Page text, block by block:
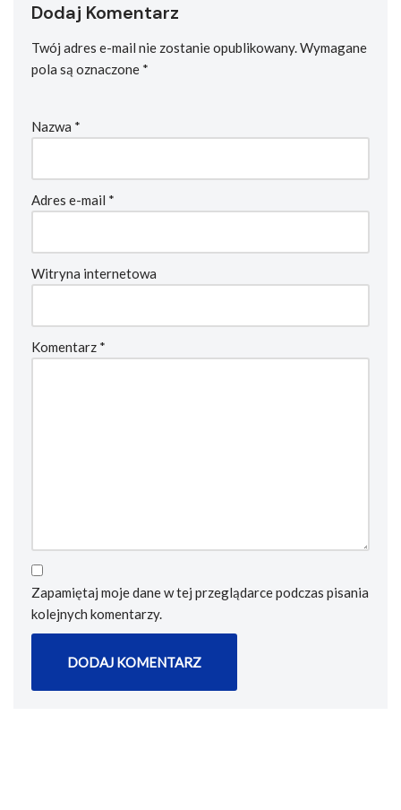
Dodaj Komentarz
Twój adres e-mail nie zostanie opublikowany.Wymagane
pola są oznaczone *
Nazwa *
Adres e-mail *
Witryna internetowa
Komentarz *
Zapamiętaj moje dane w tej przeglądarce podczas pisania
kolejnych komentarzy.